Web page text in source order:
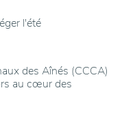
l'été
des Aînés (CCCA)
au cœur des